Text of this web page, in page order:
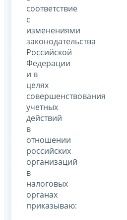
соответствие
с
изменениями
законодательства
Российской
Федерации
и в
целях
совершенствования
учетных
действий
в
отношении
российских
организаций
в
налоговых
органах
приказываю: